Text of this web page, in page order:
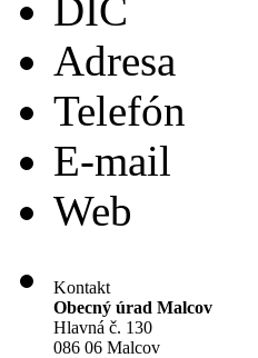
DIČ
Adresa
Telefón
E-mail
Web
Kontakt
Obecný úrad Malcov
Hlavná č. 130
086 06 Malcov